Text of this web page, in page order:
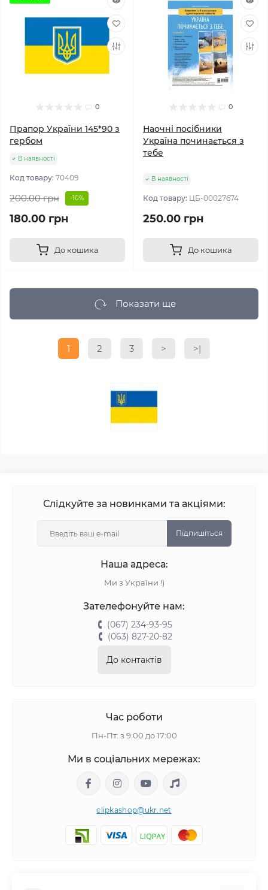
0
Прапор України 145*90 з
гербом
В наявності
Код товару: 70409
200.00 грн -10%
180.00 грн
До кошика
0
Наочні посібники
Україна починається з
тебе
В наявності
Код товару: ЦБ-00027674
250.00 грн
До кошика
Показати ще
1 2 3 > >|
Слідкуйте за новинками та акціями:
Підпишіться
Наша адреса:
Ми з України !)
Зателефонуйте нам:
(067) 234-93-95
(063) 827-20-82
До контактів
Час роботи
Пн-Пт: з 9:00 до 17:00
Ми в соціальних мережах:
clipkashop@ukr.net